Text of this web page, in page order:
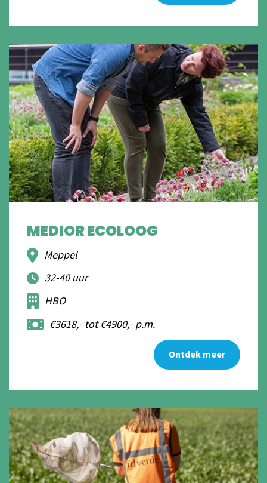
MEDIOR ECOLOOG
Meppel
32-40 uur
HBO
€3618,- tot €4900,- p.m.
Ontdek meer